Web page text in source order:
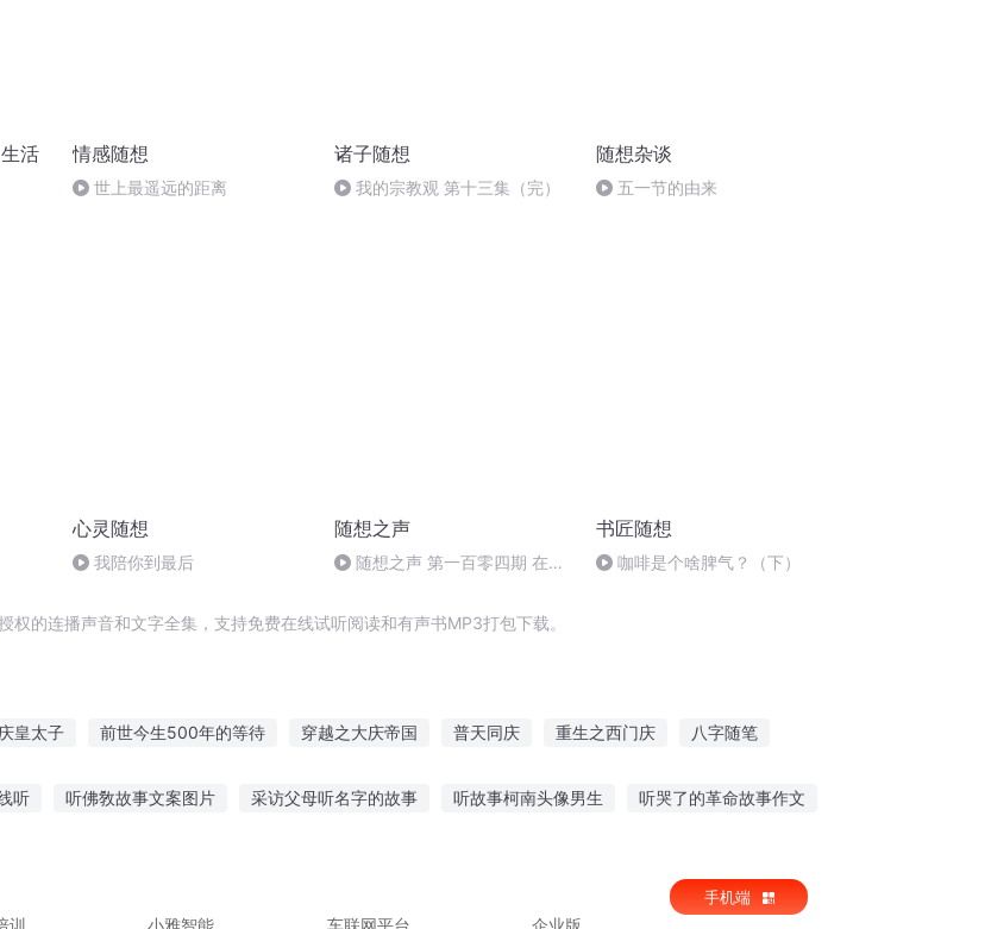
活
情感随想
世上最遥远的距离
诸子随想
我的宗教观 第十三集（完）
随想杂谈
五一节的由来
心灵随想
我陪你到最后
随想之声
随想之声 第一百零四期 在热
书匠随想
咖啡是个啥脾气？（下）
的连播声音和文字全集，支持免费在线试听阅读和有声书MP3打包下载。
皇太子 前世今生500年的等待 穿越之大庆帝国 普天同庆 重生之西门庆 八字随笔
听 听佛敎故事文案图片 采访父母听名字的故事 听故事柯南头像男生 听哭了的革命故事作文
训 小雅智能 车联网平台 企业版
手机端